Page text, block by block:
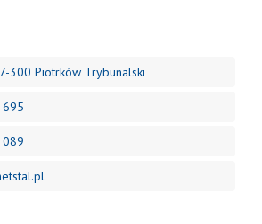
300 Piotrków Trybunalski